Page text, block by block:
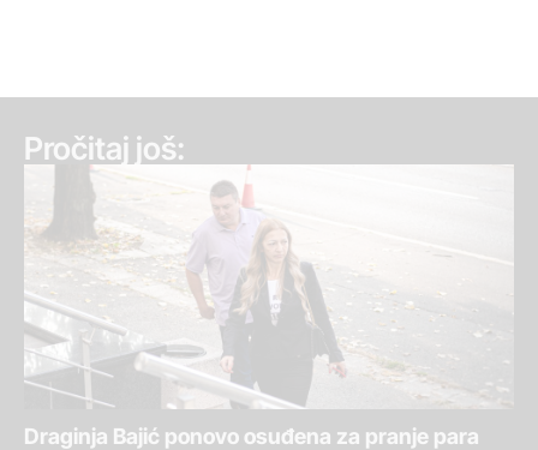
Pročitaj još:
Draginja Bajić ponovo osuđena za pranje para